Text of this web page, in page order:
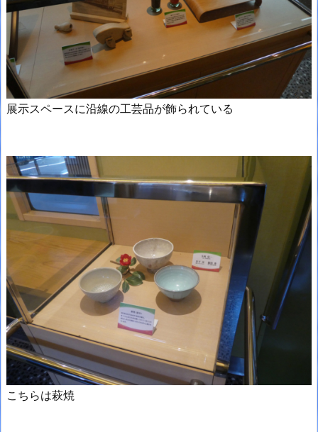
展示スペースに沿線の工芸品が飾られている
こちらは萩焼